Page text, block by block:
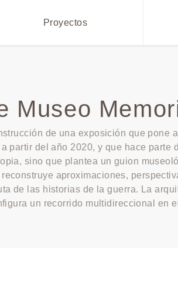
Proyectos
Museo
de una exposición que
partir del año 2020, y que hace
sino que plantea un guion
aproximaciones,
de las historias de la guerra. La
un recorrido multidireccional en